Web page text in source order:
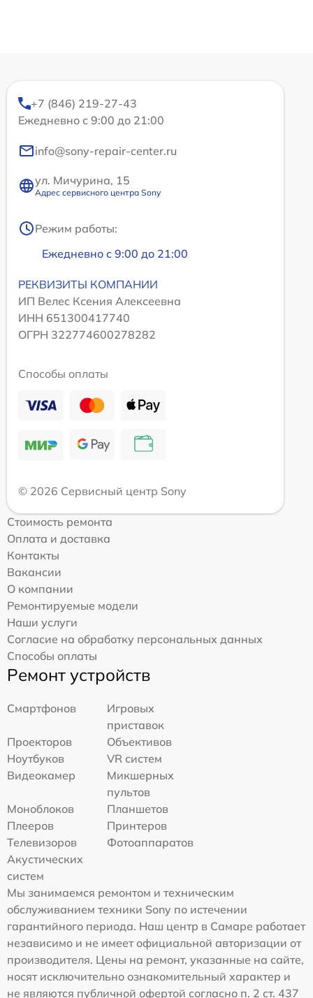
+7 (846) 219-27-43
Ежедневно с 9:00 до 21:00
info@sony-repair-center.ru
ул. Мичурина, 15
Адрес сервисного центра Sony
Режим работы:
Ежедневно с 9:00 до 21:00
РЕКВИЗИТЫ КОМПАНИИ
ИП Велес Ксения Алексеевна
ИНН 651300417740
ОГРН 322774600278282
Способы оплаты
© 2026 Сервисный центр Sony
Стоимость ремонта
Оплата и доставка
Контакты
Вакансии
О компании
Ремонтируемые модели
Наши услуги
Согласие на обработку персональных данных
Способы оплаты
Ремонт устройств
Смартфонов
Игровых
приставок
Проекторов
Объективов
Ноутбуков
VR систем
Видеокамер
Микшерных
пультов
Моноблоков
Планшетов
Плееров
Принтеров
Телевизоров
Фотоаппаратов
Акустических
систем
Мы занимаемся ремонтом и техническим
обслуживанием техники Sony по истечении
гарантийного периода. Наш центр в Самаре работает
независимо и не имеет официальной авторизации от
производителя. Цены на ремонт, указанные на сайте,
носят исключительно ознакомительный характер и
не являются публичной офертой согласно п. 2 ст. 437